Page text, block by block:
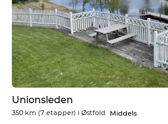
Unionsleden
350 km (7 etapper) i Østfold Middels